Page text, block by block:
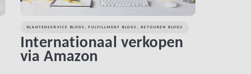
KLANTENSERVICE BLOGS ,FULFILLMENT BLOGS RETOUREN BLOGS
Internationaal verkopen
via Amazon